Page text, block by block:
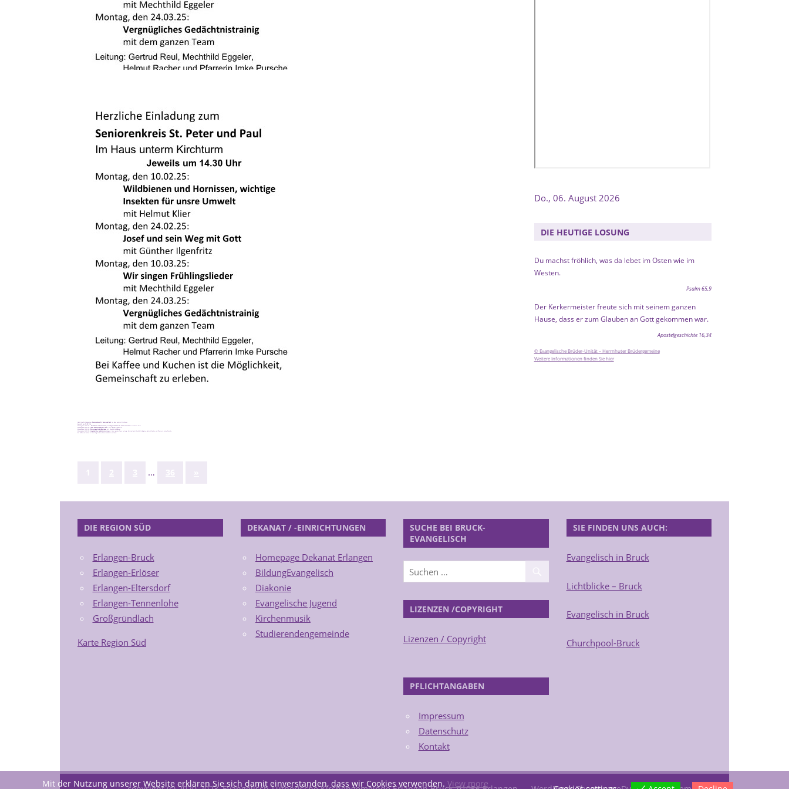
Herzliche Einladung zum Seniorenkreis St. Peter und Paul Im Haus unterm Kirchturm
Jeweils um 14.30 Uhr
Montag, den 10.02.25: Wildbienen und Hornissen, wichtige Insekten für unsre Umwelt mit Helmut Klier
Montag, den 24.02.25: Josef und sein Weg mit Gott mit Günther Ilgenfritz
Montag, den 10.03.25: Wir singen Frühlingslieder mit Mechthild Eggeler
Montag, den 24.03.25: Vergnügliches Gedächtnistrainig mit dem ganzen Team Leitung: Gertrud Reul, Mechthild Eggeler, Helmut Racher und Pfarrerin Imke Pursche
Bei Kaffee und Kuchen ist die Möglichkeit, Gemeinschaft zu erleben.
Seitennummerierung
Beiträge
…
Do., 06. August 2026
DIE HEUTIGE LOSUNG
Du machst fröhlich, was da lebet im Osten wie im
Westen.
Psalm 65,9
Der Kerkermeister freute sich mit seinem ganzen
Hause, dass er zum Glauben an Gott gekommen war.
Apostelgeschichte 16,34
© Evangelische Brüder-Unität – Herrnhuter Brüdergemeine
Weitere Informationen finden Sie hier
DIE REGION SÜD
Erlangen-Bruck
Erlangen-Erlöser
Erlangen-Eltersdorf
Erlangen-Tennenlohe
Großgründlach
Karte Region Süd
DEKANAT / -EINRICHTUNGEN
Homepage Dekanat Erlangen
BildungEvangelisch
Diakonie
Evangelische Jugend
Kirchenmusik
Studierendengemeinde
SUCHE BEI BRUCK-
EVANGELISCH
LIZENZEN /COPYRIGHT
Lizenzen / Copyright
PFLICHTANGABEN
Impressum
Datenschutz
Kontakt
SIE FINDEN UNS AUCH:
Evangelisch in Bruck
Lichtblicke – Bruck
Evangelisch in Bruck
Churchpool-Bruck
Mit der Nutzung unserer Website erklären Sie sich damit einverstanden, dass wir Cookies verwenden. View more